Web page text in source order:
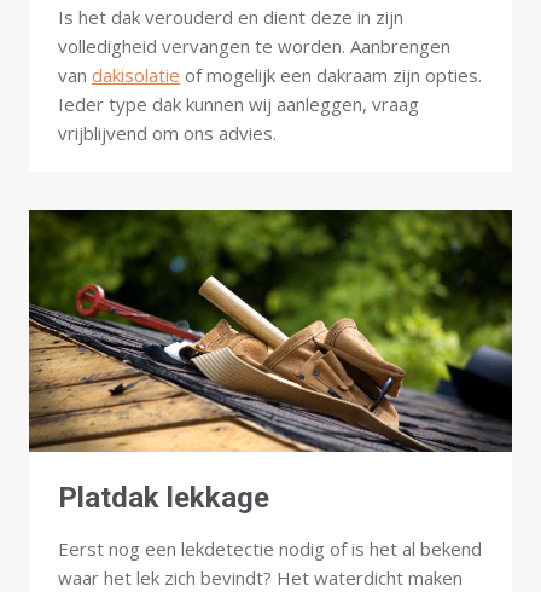
Is het dak verouderd en dient deze in zijn
volledigheid vervangen te worden. Aanbrengen
van dakisolatie of mogelijk een dakraam zijn opties.
Ieder type dak kunnen wij aanleggen, vraag
vrijblijvend om ons advies.
Platdak lekkage
Eerst nog een lekdetectie nodig of is het al bekend
waar het lek zich bevindt? Het waterdicht maken